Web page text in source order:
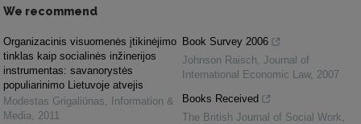
We recommend
Organizacinis visuomenės įtikinėjimo
tinklas kaip socialinės inžinerijos
instrumentas: savanorystės
populiarinimo Lietuvoje atvejis
Modestas Grigaliūnas,
Information &
Media, 2011
Book Survey 2006
Johnson Raisch, Journal of
International Economic Law, 2007
Books Received
The British Journal of Social Work,